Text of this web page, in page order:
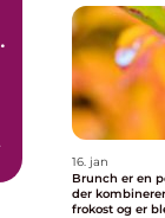
skulle forlade
16. jan
Brunch er en
der
frokost og er